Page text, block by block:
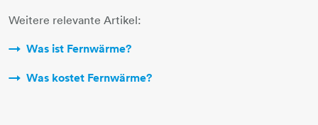
Weitere relevante Artikel:
Was ist Fernwärme?
Was kostet Fernwärme?